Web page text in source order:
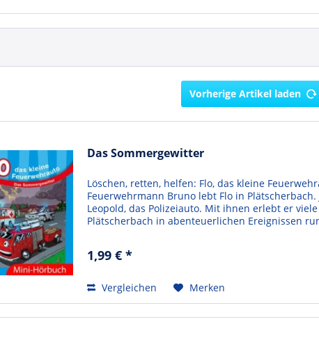
Vorherige Artikel laden
Das Sommergewitter
Löschen, retten, helfen: Flo, das kleine
Feuerwehrmann Bruno lebt Flo in
Leopold, das Polizeiauto. Mit ihnen erlebt er
Plätscherbach in abenteuerlichen Ereignissen
1,99 € *
Vergleichen Merken